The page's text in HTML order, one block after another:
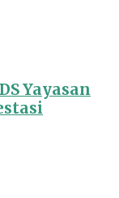
Yayasan